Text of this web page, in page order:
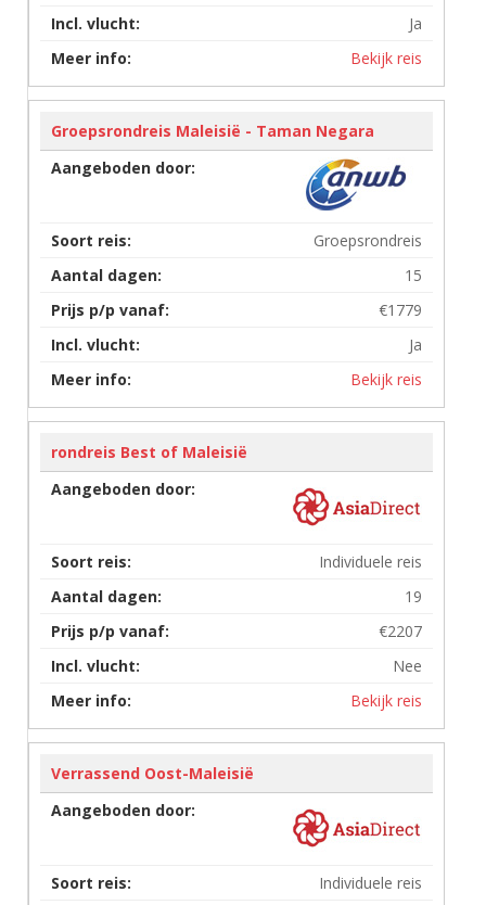
Ja
Bekijk reis
Groepsrondreis Maleisië - Taman Negara
Groepsrondreis
15
€1779
Ja
Bekijk reis
rondreis Best of Maleisië
Individuele reis
19
€2207
Nee
Bekijk reis
Verrassend Oost-Maleisië
Individuele reis